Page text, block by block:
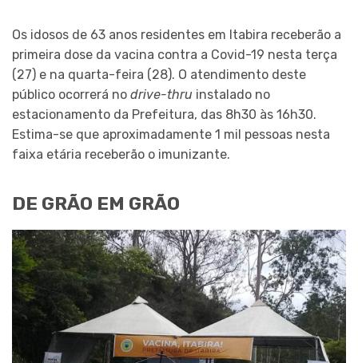
Os idosos de 63 anos residentes em Itabira receberão a
primeira dose da vacina contra a Covid-19 nesta terça
(27) e na quarta-feira (28). O atendimento deste
público ocorrerá no drive-thru instalado no
estacionamento da Prefeitura, das 8h30 às 16h30.
Estima-se que aproximadamente 1 mil pessoas nesta
faixa etária receberão o imunizante.
DE GRÃO EM GRÃO